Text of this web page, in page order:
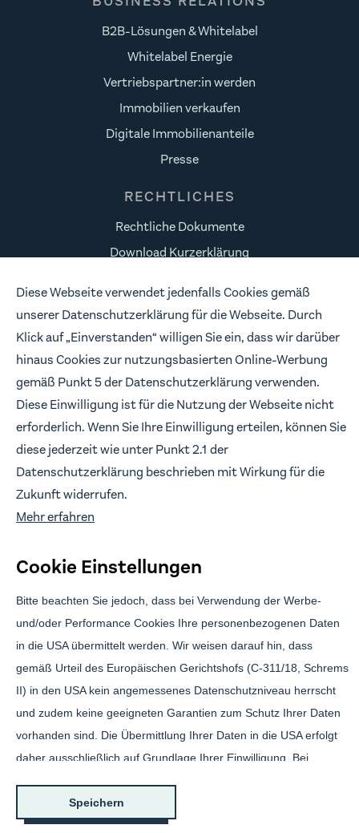
Diese Webseite verwendet jedenfalls Cookies gemäß
unserer Datenschutzerklärung für die Webseite. Durch
Klick auf „Einverstanden“ willigen Sie ein, dass wir darüber
hinaus Cookies zur nutzungsbasierten Online-Werbung
gemäß Punkt 5 der Datenschutzerklärung verwenden.
Diese Einwilligung ist für die Nutzung der Webseite nicht
erforderlich. Wenn Sie Ihre Einwilligung erteilen, können Sie
diese jederzeit wie unter Punkt 2.1 der
Datenschutzerklärung beschrieben mit Wirkung für die
Zukunft widerrufen.
Mehr erfahren
Cookie Einstellungen
Bitte beachten Sie jedoch, dass bei Verwendung der Werbe-
und/oder Performance Cookies Ihre personenbezogenen Daten
in die USA übermittelt werden. Wir weisen darauf hin, dass
gemäß Urteil des Europäischen Gerichtshofs (C-311/18, Schrems
II) in den USA kein angemessenes Datenschutzniveau herrscht
und zudem keine geeigneten Garantien zum Schutz Ihrer Daten
vorhanden sind. Die Übermittlung Ihrer Daten in die USA erfolgt
daher ausschließlich auf Grundlage Ihrer Einwilligung. Bei
Risiko, dass Ihre Daten dem Zugriff durch US-Behörden zu
Kontroll- und Überwachungszwecken unterliegen und dagegen
Speichern
B2B-Lösungen & Whitelabel
Whitelabel Energie
Vertriebspartner:in werden
Immobilien verkaufen
Digitale Immobilienanteile
Presse
RECHTLICHES
Rechtliche Dokumente
Download Kurzerklärung
Risikohinweise
Impressum
FOLLOW US
Wir freuen uns, wenn wir in Verbindung bleiben.
Branding & Design:
WpIG der Effecta GmbH, Florstadt. Die über Brickwise vermittelten
Finanzprodukte sind mit erheblichen Risiken verbunden und können
zum vollständigen Verlust des eingesetzten Kapitals führen.
Über Brickwise investierst du nicht direkt in Immobilien, sondern
erwirbst Genussscheine, die dir das Recht zur Partizipation an
Mietüberschüssen aus der Vermietung und dem Erlös aus der
wird nicht begründet. Nach der Emission wird jedoch ein
grundbücherliches Pfandrecht in Höhe des Ausgabepreises für alle
Inhaber:innen der Genussscheine beantragt.